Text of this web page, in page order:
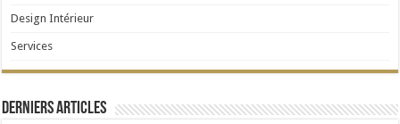
Design Intérieur
Services
Derniers articles